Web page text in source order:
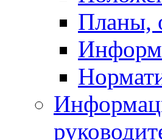
Планы,